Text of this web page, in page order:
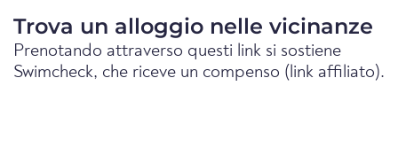
Trova un alloggio nelle vicinanze
Prenotando attraverso questi link si sostiene
Swimcheck, che riceve un compenso (link affiliato).